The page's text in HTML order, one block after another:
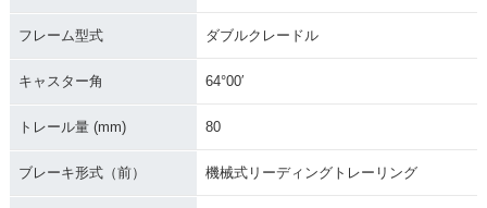
フレーム型式 ダブルクレードル
キャスター角 64°00′
トレール量 (mm) 80
ブレーキ形式（前） 機械式リーディングトレーリング